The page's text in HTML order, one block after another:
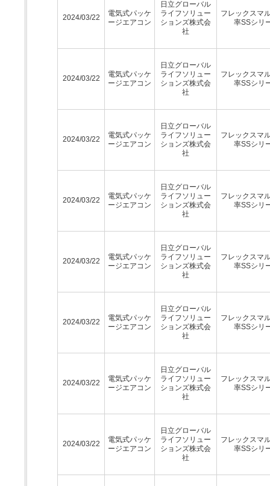
2024/03/22
電気式パッケ
ージエアコン
日立グローバル
ライフソリュー
ションズ株式会
社
フレックスマ
率SSシリ
2024/03/22
電気式パッケ
ージエアコン
日立グローバル
ライフソリュー
ションズ株式会
社
フレックスマ
率SSシリ
2024/03/22
電気式パッケ
ージエアコン
日立グローバル
ライフソリュー
ションズ株式会
社
フレックスマ
率SSシリ
2024/03/22
電気式パッケ
ージエアコン
日立グローバル
ライフソリュー
ションズ株式会
社
フレックスマ
率SSシリ
2024/03/22
電気式パッケ
ージエアコン
日立グローバル
ライフソリュー
ションズ株式会
社
フレックスマ
率SSシリ
2024/03/22
電気式パッケ
ージエアコン
日立グローバル
ライフソリュー
ションズ株式会
社
フレックスマ
率SSシリ
2024/03/22
電気式パッケ
ージエアコン
日立グローバル
ライフソリュー
ションズ株式会
社
フレックスマ
率SSシリ
2024/03/22
電気式パッケ
ージエアコン
日立グローバル
ライフソリュー
ションズ株式会
社
フレックスマ
率SSシリ